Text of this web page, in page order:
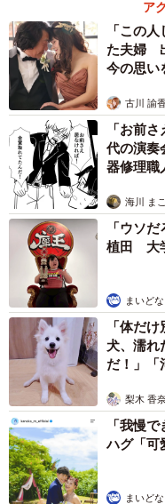
偶然でした！それまで
の会話しかしていなか
くりでした。
――保育園生活、本人は
毎日ギャン泣きだった、
休み明けはいつも大泣
いたようですが、朝は
慣れるまでに時間がか
辛かったです。最近は
ました！帰りたくない
います。
――おじいちゃんの嬉し
ほとんど毎日遊びに行
必ず隣に座って「何食
ていきお話ししていま
ア
「この
た夫婦
今の思い
古川 諭
「お前
代の演
器修理職
海川 ま
「ウソ
植田 大
まいど
「体だ
犬、濡
だ！」「
梨木 香
「我慢
ハグ「可
まいど